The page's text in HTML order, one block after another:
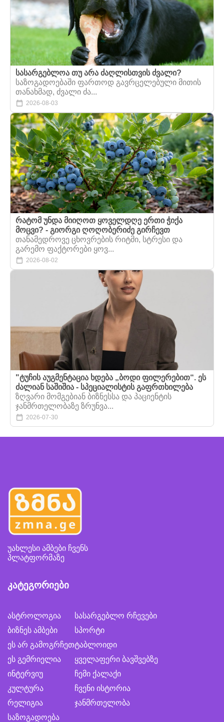
სასარგებლოა თუ არა ძაღლისთვის ძვალი?
საზოგადოებაში ფართოდ გავრცელებული მითის
თანახმად, ძვალი ძა...
2026-08-03
რატომ უნდა მიიღოთ ყოველდღე ერთი ჭიქა
მოცვი? - გიორგი ღოღობერიძე გირჩევთ
თანამედროვე ცხოვრების რიტმი, სტრესი და
გარემო ფაქტორები ყოვ...
2026-08-02
"ტუჩის აუგმენტაცია ხდება „ბოდი ფილერებით“. ეს
ძალიან საშიშია - სპეციალისტის გაფრთხილება
ზღვარი მომგებიან ბიზნესსა და პაციენტის
ჯანმრთელობაზე ზრუნვა...
2026-07-30
უახლესი ამბები ჩვენს
პლატფორმაზე
კატეგორიები
ასტროლოგია
ბიზნეს ამბები
ეს არ გამოგრჩეთ
ეს გემრიელია
ინტერვიუ
კულტურა
რელიგია
საზოგადოება
სასარგებლო რჩევები
სპორტი
ტაბლოიდი
ყველაფერი ბავშვებზე
ჩემი ქალაქი
ჩვენი ისტორია
ჯანმრთელობა